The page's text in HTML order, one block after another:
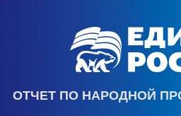
ОТЧЕТ ПО НАРОДНОЙ